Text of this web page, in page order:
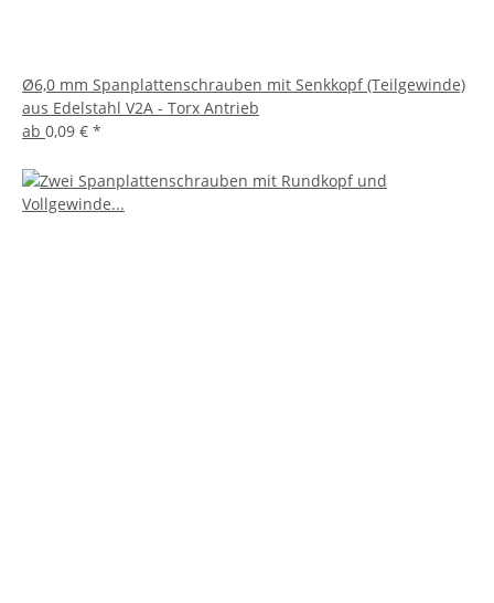
Ø6,0 mm Spanplattenschrauben mit Senkkopf (Teilgewinde)
aus Edelstahl V2A - Torx Antrieb
ab 0,09 € *